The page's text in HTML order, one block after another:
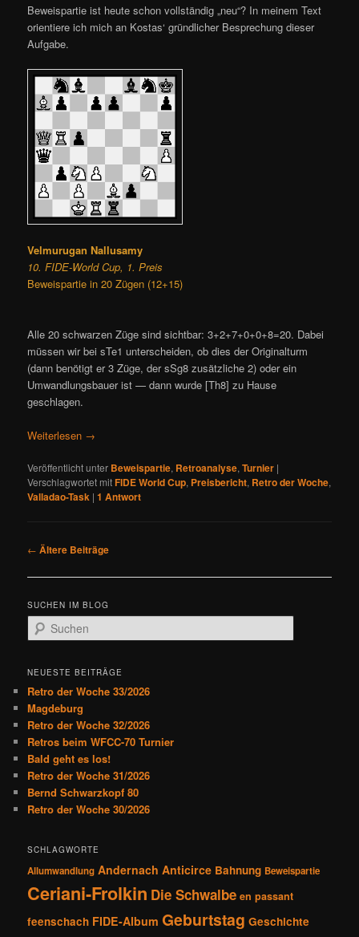
Beweispartie ist heute schon vollständig „neu“? In meinem Text
orientiere ich mich an Kostas‘ gründlicher Besprechung dieser
Aufgabe.
Velmurugan Nallusamy
10. FIDE-World Cup, 1. Preis
Beweispartie in 20 Zügen (12+15)
Alle 20 schwarzen Züge sind sichtbar: 3+2+7+0+0+8=20. Dabei
müssen wir bei sTe1 unterscheiden, ob dies der Originalturm
(dann benötigt er 3 Züge, der sSg8 zusätzliche 2) oder ein
Umwandlungsbauer ist — dann wurde [Th8] zu Hause
geschlagen.
Weiterlesen →
Veröffentlicht unter Beweispartie, Retroanalyse,Turnier |
Verschlagwortet mitFIDE World Cup, Preisbericht, Retro der Woche,
Valladao-Task |1 Antwort
B
i
r
a
v
i
g
a
t
i
o
← Ältere Beiträge
SUCHEN IM BLOG
u
h
n
NEUESTE BEITRÄGE
Retro der Woche 33/2026
Magdeburg
Retro der Woche 32/2026
Retros beim WFCC-70 Turnier
Bald geht es los!
Retro der Woche 31/2026
Bernd Schwarzkopf 80
Retro der Woche 30/2026
SCHLAGWORTE
Allumwandlung Andernach Anticirce Bahnung Beweispartie
Ceriani-Frolkin Die Schwalbe en passant
feenschach FIDE-Album Geburtstag Geschichte